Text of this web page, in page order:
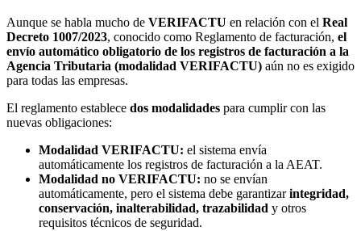
Aunque se habla mucho de VERIFACTU en relación con el Real
Decreto 1007/2023, conocido como Reglamento de facturación, el
envío automático obligatorio de los registros de facturación a la
Agencia Tributaria (modalidad VERIFACTU) aún no es exigido
para todas las empresas.
El reglamento establece dos modalidades para cumplir con las
nuevas obligaciones:
Modalidad VERIFACTU: el sistema envía
automáticamente los registros de facturación a la AEAT.
Modalidad no VERIFACTU: no se envían
automáticamente, pero el sistema debe garantizarintegridad,
conservación, inalterabilidad, trazabilidad y otros
requisitos técnicos de seguridad.